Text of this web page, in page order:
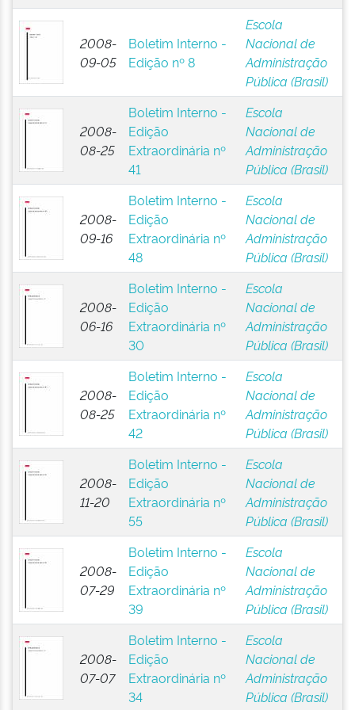
2008-
09-05
Boletim Interno -
Edição nº 8
Escola
Nacional de
Administração
Pública (Brasil)
2008-
08-25
Boletim Interno -
Edição
Extraordinária nº
41
Escola
Nacional de
Administração
Pública (Brasil)
2008-
09-16
Boletim Interno -
Edição
Extraordinária nº
48
Escola
Nacional de
Administração
Pública (Brasil)
2008-
06-16
Boletim Interno -
Edição
Extraordinária nº
30
Escola
Nacional de
Administração
Pública (Brasil)
2008-
08-25
Boletim Interno -
Edição
Extraordinária nº
42
Escola
Nacional de
Administração
Pública (Brasil)
2008-
11-20
Boletim Interno -
Edição
Extraordinária nº
55
Escola
Nacional de
Administração
Pública (Brasil)
2008-
07-29
Boletim Interno -
Edição
Extraordinária nº
39
Escola
Nacional de
Administração
Pública (Brasil)
2008-
07-07
Boletim Interno -
Edição
Extraordinária nº
34
Escola
Nacional de
Administração
Pública (Brasil)